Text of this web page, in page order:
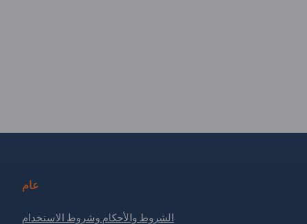
عام
الشروط والأحكام وشروط الاستخدام